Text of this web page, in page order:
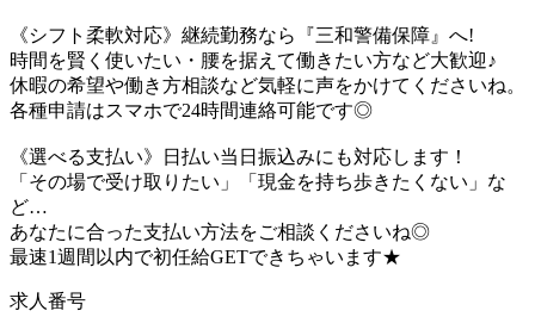
《シフト柔軟対応》継続勤務なら『三和警備保障』へ!
時間を賢く使いたい・腰を据えて働きたい方など大歓迎♪
休暇の希望や働き方相談など気軽に声をかけてくださいね。
各種申請はスマホで24時間連絡可能です◎
《選べる支払い》日払い当日振込みにも対応します！
「その場で受け取りたい」「現金を持ち歩きたくない」な
ど…
あなたに合った支払い方法をご相談くださいね◎
最速1週間以内で初任給GETできちゃいます★
求人番号